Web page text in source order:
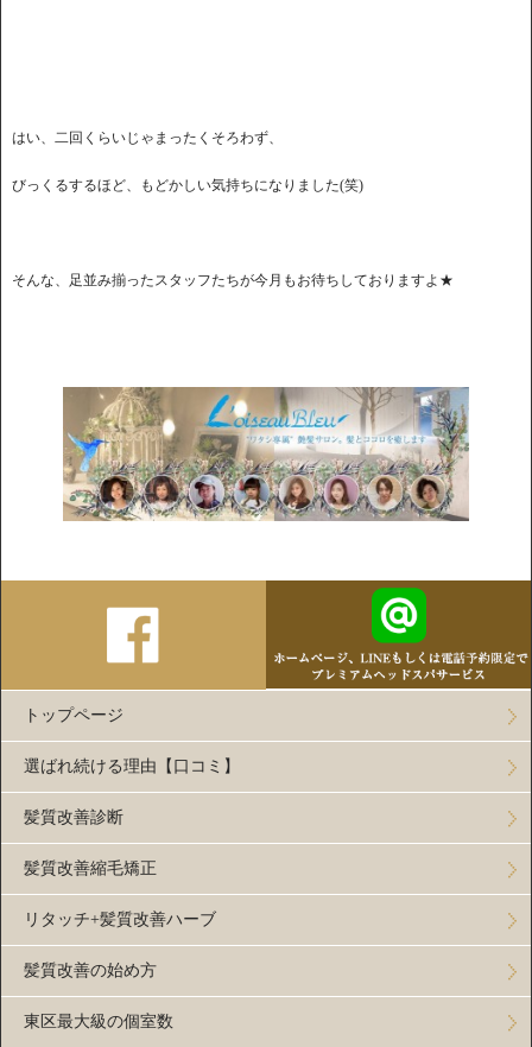
はい、二回くらいじゃまったくそろわず、
びっくるするほど、もどかしい気持ちになりました(笑)
そんな、足並み揃ったスタッフたちが今月もお待ちしておりますよ★
トップページ
選ばれ続ける理由【口コミ】
髪質改善診断
髪質改善縮毛矯正
リタッチ+髪質改善ハーブ
髪質改善の始め方
東区最大級の個室数